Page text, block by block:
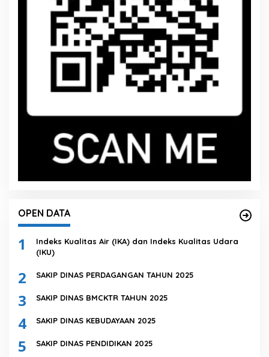
OPEN DATA
1
Indeks Kualitas Air (IKA) dan Indeks Kualitas Udara
(IKU)
2 SAKIP DINAS PERDAGANGAN TAHUN 2025
3 SAKIP DINAS BMCKTR TAHUN 2025
4 SAKIP DINAS KEBUDAYAAN 2025
5 SAKIP DINAS PENDIDIKAN 2025